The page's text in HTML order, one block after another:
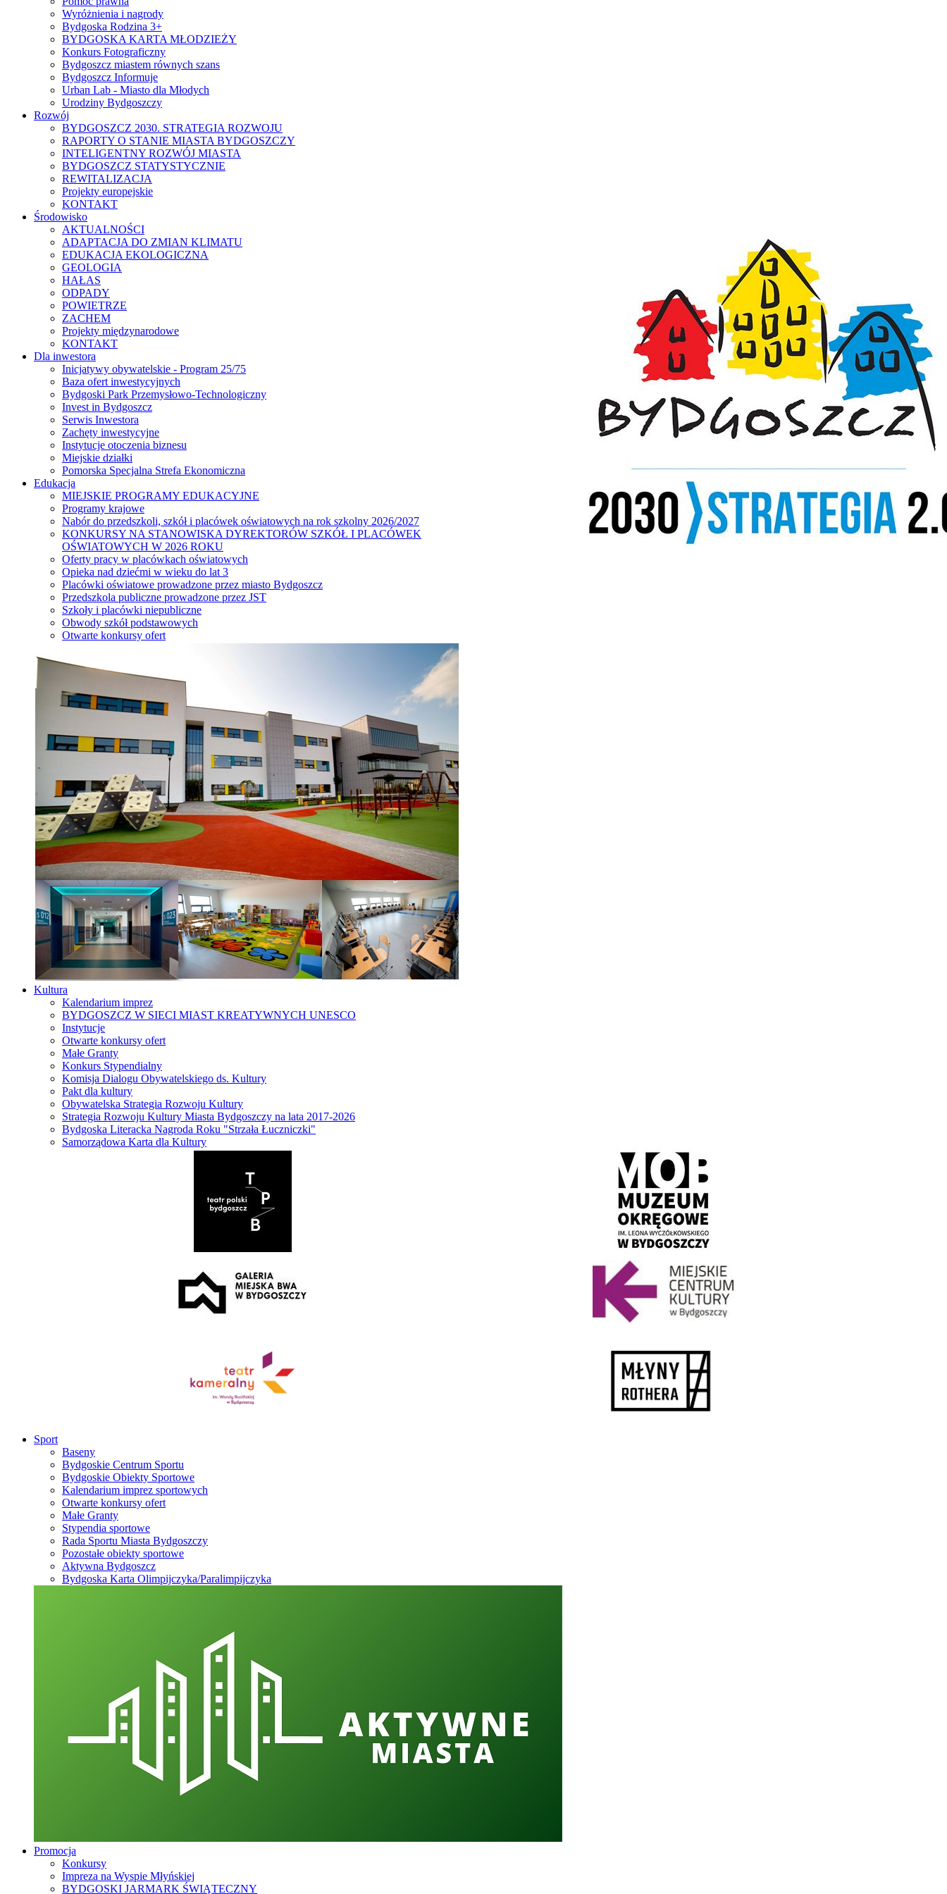
Wyróżnienia i nagrody
Bydgoska Rodzina 3+
BYDGOSKA KARTA MŁODZIEŻY
Konkurs Fotograficzny
Bydgoszcz miastem równych szans
Bydgoszcz Informuje
Urban Lab - Miasto dla Młodych
Urodziny Bydgoszczy
Rozwój
BYDGOSZCZ 2030. STRATEGIA ROZWOJU
RAPORTY O STANIE MIASTA BYDGOSZCZY
INTELIGENTNY ROZWÓJ MIASTA
BYDGOSZCZ STATYSTYCZNIE
REWITALIZACJA
Projekty europejskie
KONTAKT
Środowisko
AKTUALNOŚCI
ADAPTACJA DO ZMIAN KLIMATU
EDUKACJA EKOLOGICZNA
GEOLOGIA
HAŁAS
ODPADY
POWIETRZE
ZACHEM
Projekty międzynarodowe
KONTAKT
Dla inwestora
Inicjatywy obywatelskie - Program 25/75
Baza ofert inwestycyjnych
Bydgoski Park Przemysłowo-Technologiczny
Invest in Bydgoszcz
Serwis Inwestora
Zachęty inwestycyjne
Instytucje otoczenia biznesu
Miejskie działki
Pomorska Specjalna Strefa Ekonomiczna
Edukacja
MIEJSKIE PROGRAMY EDUKACYJNE
Programy krajowe
Nabór do przedszkoli, szkół i placówek oświatowych na rok szkolny 2026/2027
KONKURSY NA STANOWISKA DYREKTORÓW SZKÓŁ I PLACÓWEK
OŚWIATOWYCH W 2026 ROKU
Oferty pracy w placówkach oświatowych
Opieka nad dziećmi w wieku do lat 3
Placówki oświatowe prowadzone przez miasto Bydgoszcz
Przedszkola publiczne prowadzone przez JST
Szkoły i placówki niepubliczne
Obwody szkół podstawowych
Otwarte konkursy ofert
Kultura
Kalendarium imprez
BYDGOSZCZ W SIECI MIAST KREATYWNYCH UNESCO
Instytucje
Otwarte konkursy ofert
Małe Granty
Konkurs Stypendialny
Komisja Dialogu Obywatelskiego ds. Kultury
Pakt dla kultury
Obywatelska Strategia Rozwoju Kultury
Strategia Rozwoju Kultury Miasta Bydgoszczy na lata 2017-2026
Bydgoska Literacka Nagroda Roku "Strzała Łuczniczki"
Samorządowa Karta dla Kultury
Sport
Baseny
Bydgoskie Centrum Sportu
Bydgoskie Obiekty Sportowe
Kalendarium imprez sportowych
Otwarte konkursy ofert
Małe Granty
Stypendia sportowe
Rada Sportu Miasta Bydgoszczy
Pozostałe obiekty sportowe
Aktywna Bydgoszcz
Bydgoska Karta Olimpijczyka/Paralimpijczyka
Promocja
Konkursy
Impreza na Wyspie Młyńskiej
BYDGOSKI JARMARK ŚWIĄTECZNY